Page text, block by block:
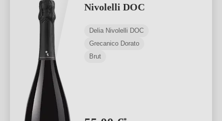
Nivolelli DOC
Delia Nivolelli DOC
Grecanico Dorato
Brut